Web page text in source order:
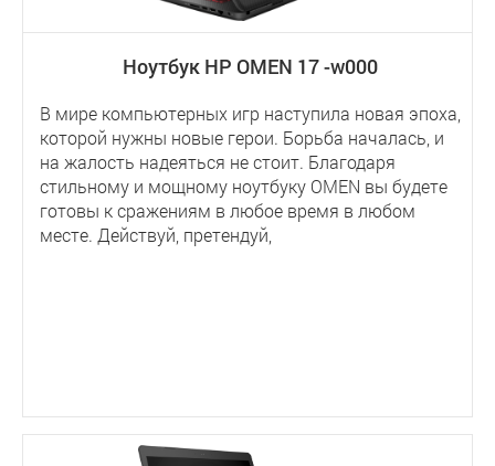
Ноутбук HP OMEN 17 -w000
В мире компьютерных игр наступила новая эпоха,
которой нужны новые герои. Борьба началась, и
на жалость надеяться не стоит. Благодаря
стильному и мощному ноутбуку OMEN вы будете
готовы к сражениям в любое время в любом
месте. Действуй, претендуй,